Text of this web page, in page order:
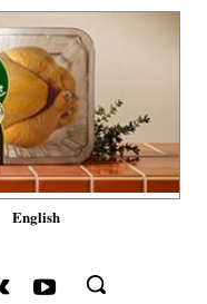
English